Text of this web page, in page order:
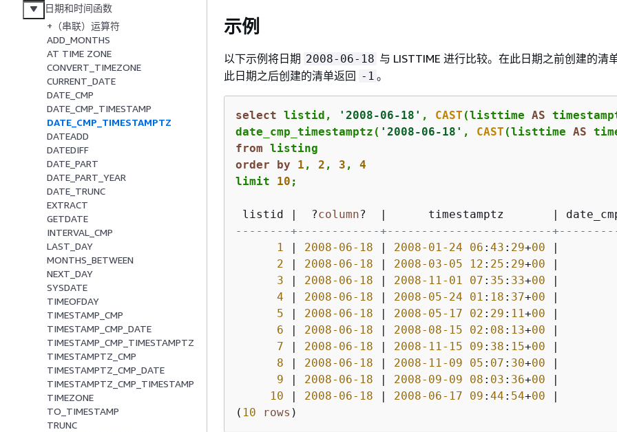
日期和时间函数
+（串联）运算符
ADD_MONTHS
AT TIME ZONE
CONVERT_TIMEZONE
CURRENT_DATE
DATE_CMP
DATE_CMP_TIMESTAMP
DATE_CMP_TIMESTAMPTZ
DATEADD
DATEDIFF
DATE_PART
DATE_PART_YEAR
DATE_TRUNC
EXTRACT
GETDATE
INTERVAL_CMP
LAST_DAY
MONTHS_BETWEEN
NEXT_DAY
SYSDATE
TIMEOFDAY
TIMESTAMP_CMP
TIMESTAMP_CMP_DATE
TIMESTAMP_CMP_TIMESTAMPTZ
TIMESTAMPTZ_CMP
TIMESTAMPTZ_CMP_DATE
TIMESTAMPTZ_CMP_TIMESTAMP
TIMEZONE
TO_TIMESTAMP
TRUNC
示例
以下示例将日期 2008-06-18 与 LISTTIME 进行比较。在此日期之前创建的清
此日期之后创建的清单返回 -1 。
select listid, '2008-06-18' , CAST (listtime AS
date_cmp_timestamptz( '2008-06-18' , CAST (listtime AS
from
order
by 1 , 2 , 3 , 4
limit 10 ;
listid
  ?
column?
      timestamptz
--------+------------+------------------------
1
2008-06-18 2008-01-24 06 : 43 : 29+00
2
2008-06-18 2008-03-05 12 : 25 : 29+00
3
2008-06-18 2008-11-01 07 : 35 : 33+00
4
2008-06-18 2008-05-24 01 : 18 : 37+00
5
2008-06-18 2008-05-17 02 : 29 : 11+00
6
2008-06-18 2008-08-15 02 : 08 : 13+00
7
2008-06-18 2008-11-15 09 : 38 : 15+00
8
2008-06-18 2008-11-09 05 : 07 : 30+00
9
2008-06-18 2008-09-09 08 : 03 : 36+00
10
2008-06-18 2008-06-17 09 : 44 : 54+00
( 10 rows )